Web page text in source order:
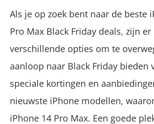
Als je op zoek bent naar de beste
Pro Max Black Friday deals, zijn er
verschillende opties om te
aanloop naar Black Friday bieden
speciale kortingen en
nieuwste iPhone modellen,
iPhone 14 Pro Max. Een goede